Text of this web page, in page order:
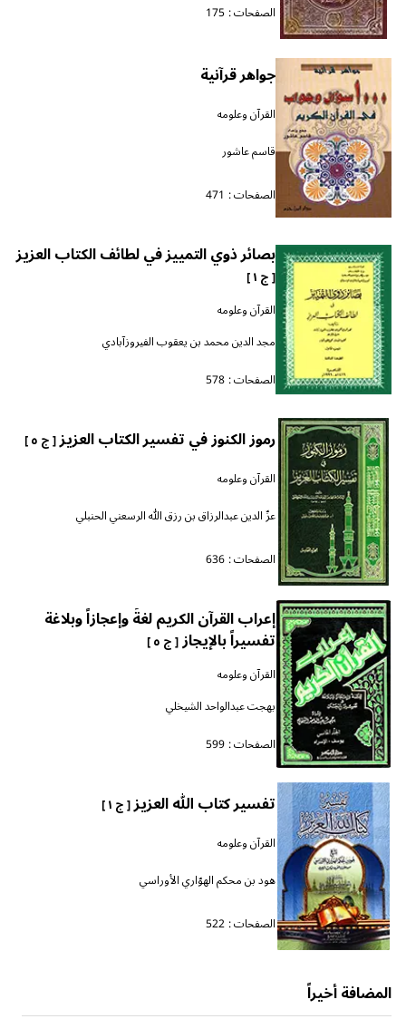
الصفحات : 175
جواهر قرآنية
القرآن وعلومه
قاسم عاشور
الصفحات : 471
بصائر ذوي التمييز في لطائف الكتاب العزيز
[ ج ١ ]
القرآن وعلومه
مجد الدين محمد بن يعقوب الفيروزآبادي
الصفحات : 578
رموز الكنوز في تفسير الكتاب العزيز[ ج ٥ ]
القرآن وعلومه
عزّ الدين عبدالرزاق بن رزق الله الرسعني الحنبلي
الصفحات : 636
إعراب القرآن الكريم لغةً وإعجازاً وبلاغة
تفسيراً بالإيجاز[ ج ٥ ]
القرآن وعلومه
بهجت عبدالواحد الشيخلي
الصفحات : 599
تفسير كتاب الله العزيز[ ج ١ ]
القرآن وعلومه
هود بن محكم الهوّاري الأوراسي
الصفحات : 522
المضافة أخيراً